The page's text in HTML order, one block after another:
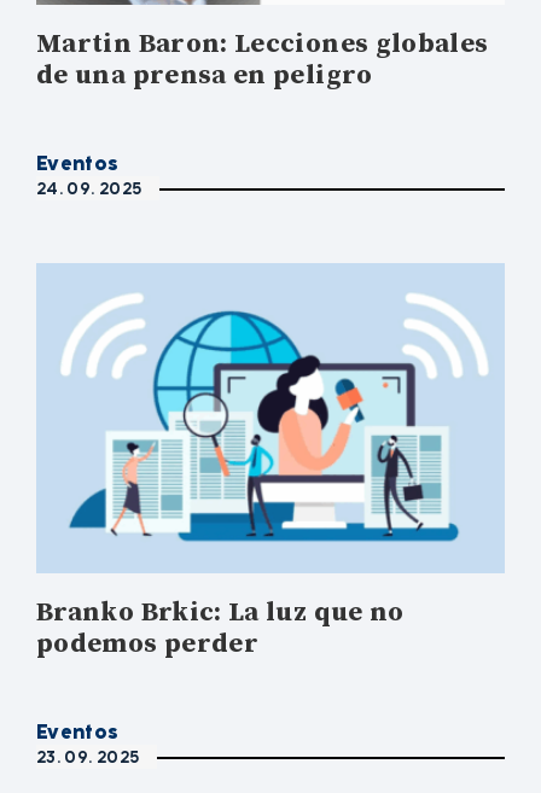
Martin Baron: Lecciones globales
de una prensa en peligro
Eventos
24. 09. 2025
Branko Brkic: La luz que no
podemos perder
Eventos
23. 09. 2025